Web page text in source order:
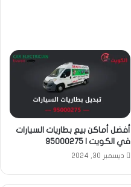
أفضل أماكن بيع بطاريات السيارات
في الكويت | 95000275
ديسمبر 30, 2024